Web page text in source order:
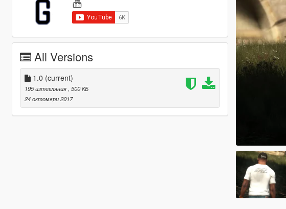
All Versions
1.0 (current)
195 изтегляния , 500 КБ
24 октомври 2017